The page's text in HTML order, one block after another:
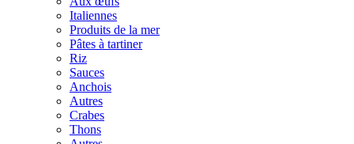
Italiennes
Produits de la mer
Pâtes à tartiner
Riz
Sauces
Anchois
Autres
Crabes
Thons